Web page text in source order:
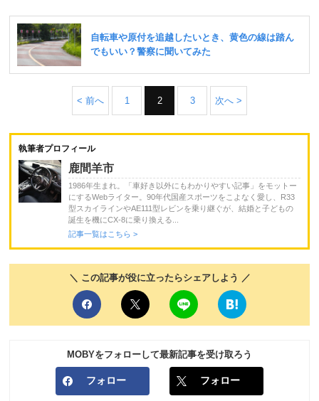
< 前へ 1 2 3 次へ >
執筆者プロフィール
鹿間羊市
1986年生まれ。「車好き以外にもわかりやすい記事」をモットー
にするWebライター。90年代国産スポーツをこよなく愛し、R33
型スカイラインやAE111型レビンを乗り継ぐが、結婚と子どもの
誕生を機にCX-8に乗り換える...
記事一覧はこちら >
＼ この記事が役に立ったらシェアしよう ／
MOBYをフォローして最新記事を受け取ろう
フォロー フォロー